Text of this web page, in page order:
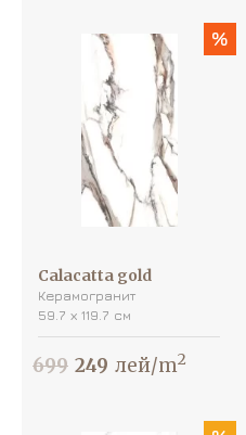
%
Calacatta gold
Керамогранит
59.7 х 119.7 см
699 249 лей/m2